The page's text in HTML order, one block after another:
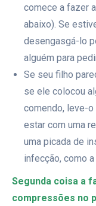
comece a fazer
abaixo). Se
desengasgá-lo
alguém para
Se seu filho
se ele colocou
comendo, leve-
estar com uma
uma picada de
infecção, como
Segunda coisa a
compressões no